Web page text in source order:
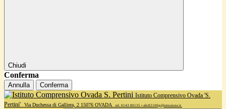
Chiudi
Conferma
Annulla Conferma
Istituto Comprensivo Ovada 'S.
Pertini'
Via Duchessa di Galliera, 2 15076 OVADA tel. 0143 80135 • alic82100g@istruzione.it